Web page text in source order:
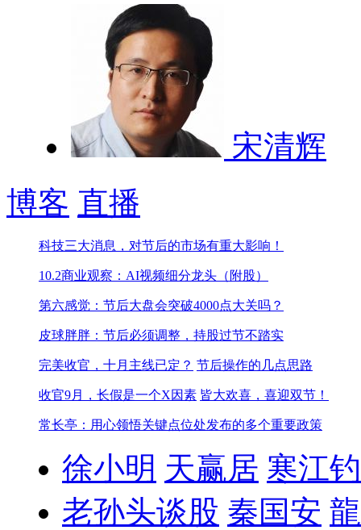
宋清辉
博客 直播
科技三大消息，对节后的市场有重大影响！
10.2商业观察：AI视频细分龙头（附股）
第六感觉：节后大盘会突破4000点大关吗？
皮球胖胖：节后必须调整，持股过节不踏实
完美收官，十月主线已定？ 节后操作的几点思路
收官9月，长假是一个X因素 皆大欢喜，喜迎双节！
常长亭：用心领悟关键点位处发布的多个重要政策
徐小明 天赢居 寒江
老孙头谈股 秦国安